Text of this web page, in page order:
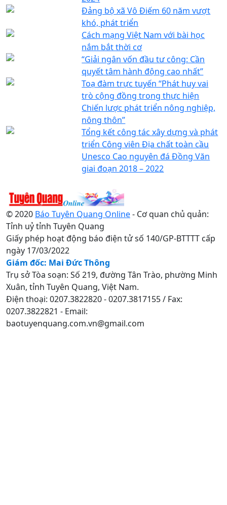
Đảng bộ xã Vô Điếm 60 năm vượt
khó, phát triển
Cách mạng Việt Nam với bài học
nắm bắt thời cơ
“Giải ngân vốn đầu tư công: Cần
quyết tâm hành động cao nhất”
Toạ đàm trực tuyến “Phát huy vai
trò cộng đồng trong thực hiện
Chiến lược phát triển nông nghiệp,
nông thôn”
Tổng kết công tác xây dựng và phát
triển Công viên Địa chất toàn cầu
Unesco Cao nguyên đá Đồng Văn
giai đoạn 2018 – 2022
© 2020 Báo Tuyên Quang Online- Cơ quan chủ quản:
Tỉnh uỷ tỉnh Tuyên Quang
Giấy phép hoạt động báo điện tử số 140/GP-BTTTT cấp
ngày 17/03/2022
Giám đốc: Mai Đức Thông
Trụ sở Tòa soạn: Số 219, đường Tân Trào, phường Minh
Xuân, tỉnh Tuyên Quang, Việt Nam.
Điện thoại: 0207.3822820 - 0207.3817155 / Fax:
0207.3822821 - Email:
baotuyenquang.com.vn@gmail.com